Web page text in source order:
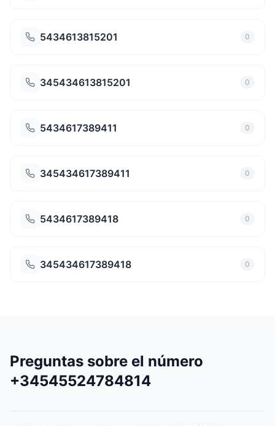
5434613815201 0
345434613815201 0
5434617389411 0
345434617389411 0
5434617389418 0
345434617389418 0
Preguntas sobre el número
+34545524784814